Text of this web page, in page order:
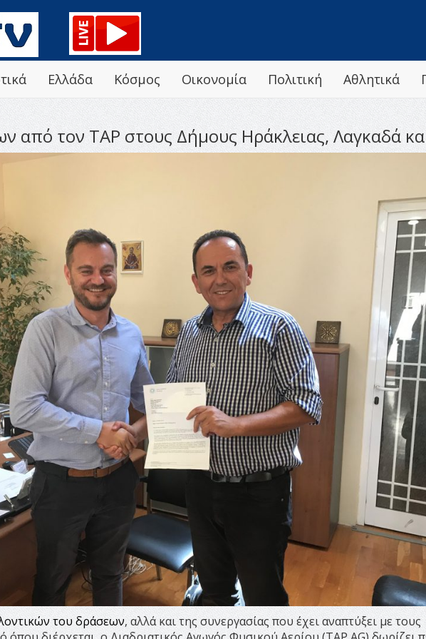
Ελλάδα Κόσμος Οικονομία Πολιτική Αθλητικά
από τον ΤΑΡ στους Δήμους Ηράκλειας, Λαγκαδά
του δράσεων, αλλά και της συνεργασίας που έχει αναπτύξει με τους